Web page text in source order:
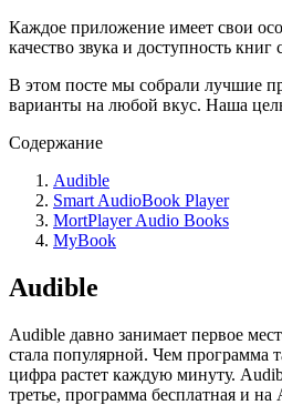
Каждое приложение имеет свои
качество звука и доступность
В этом посте мы собрали лучшие
варианты на любой вкус. Наша
Содержание
Audible
Smart AudioBook Player
MortPlayer Audio Books
MyBook
Audible
Audible давно занимает первое
стала популярной. Чем программа
цифра растет каждую минуту.
третье, программа бесплатная и